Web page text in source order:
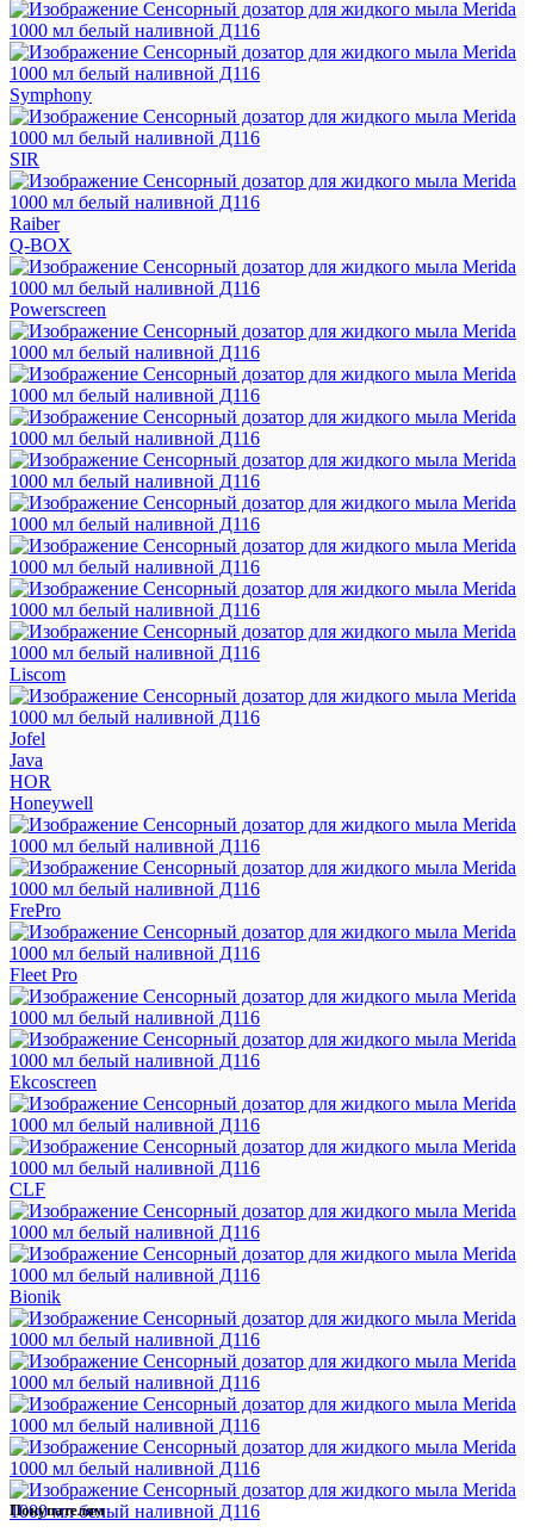
Symphony
SIR
Raiber
Q-BOX
Powerscreen
Liscom
Jofel
Java
HOR
Honeywell
FrePro
Fleet Pro
Ekcoscreen
CLF
Bionik
Покупателям